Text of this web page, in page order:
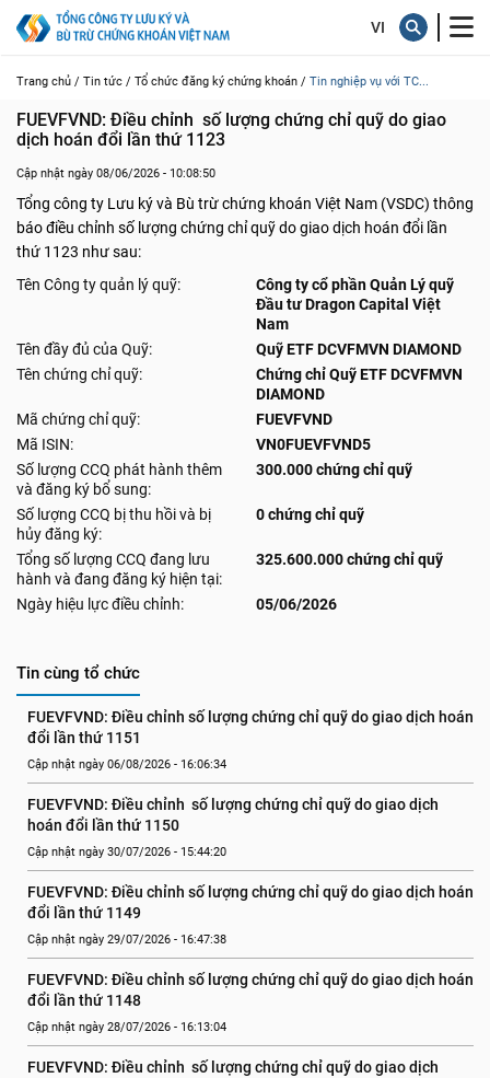
Trang chủ / Tin tức / Tổ chức đăng ký chứng khoán / Tin nghiệp vụ với TC...
FUEVFVND: Điều chỉnh  số lượng chứng chỉ quỹ do giao
dịch hoán đổi lần thứ 1123
Cập nhật ngày 08/06/2026 - 10:08:50
Tổng công ty Lưu ký và Bù trừ chứng khoán Việt Nam (VSDC) thông
báo điều chỉnh số lượng chứng chỉ quỹ do giao dịch hoán đổi lần
thứ 1123 như sau:
Tên Công ty quản lý quỹ:
Công ty cổ phần Quản Lý quỹ
Đầu tư Dragon Capital Việt
Nam
Tên đầy đủ của Quỹ:
Quỹ ETF DCVFMVN DIAMOND
Tên chứng chỉ quỹ:
Chứng chỉ Quỹ ETF DCVFMVN
DIAMOND
Mã chứng chỉ quỹ:
FUEVFVND
Mã ISIN:
VN0FUEVFVND5
Số lượng CCQ phát hành thêm
và đăng ký bổ sung:
300.000 chứng chỉ quỹ
Số lượng CCQ bị thu hồi và bị
hủy đăng ký:
0 chứng chỉ quỹ
Tổng số lượng CCQ đang lưu
hành và đang đăng ký hiện tại:
325.600.000 chứng chỉ quỹ
Ngày hiệu lực điều chỉnh: 05/06/2026
Tin cùng tổ chức
FUEVFVND: Điều chỉnh số lượng chứng chỉ quỹ do giao dịch hoán
đổi lần thứ 1151
Cập nhật ngày 06/08/2026 - 16:06:34
FUEVFVND: Điều chỉnh  số lượng chứng chỉ quỹ do giao dịch
hoán đổi lần thứ 1150
Cập nhật ngày 30/07/2026 - 15:44:20
FUEVFVND: Điều chỉnh số lượng chứng chỉ quỹ do giao dịch hoán
đổi lần thứ 1149
Cập nhật ngày 29/07/2026 - 16:47:38
FUEVFVND: Điều chỉnh số lượng chứng chỉ quỹ do giao dịch hoán
đổi lần thứ 1148
Cập nhật ngày 28/07/2026 - 16:13:04
FUEVFVND: Điều chỉnh  số lượng chứng chỉ quỹ do giao dịch